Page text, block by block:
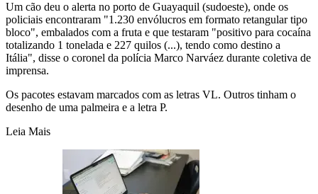
Um cão deu o alerta no porto de Guayaquil (sudoeste), onde os
policiais encontraram "1.230 envólucros em formato retangular tipo
bloco", embalados com a fruta e que testaram "positivo para cocaína
totalizando 1 tonelada e 227 quilos (...), tendo como destino a
Itália", disse o coronel da polícia Marco Narváez durante coletiva de
imprensa.
Os pacotes estavam marcados com as letras VL. Outros tinham o
desenho de uma palmeira e a letra P.
Leia Mais